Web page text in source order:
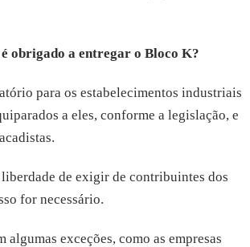
obrigado a entregar o Bloco K?
para os estabelecimentos industriais
a eles, conforme a legislação, e
de exigir de contribuintes dos
for necessário.
algumas exceções, como as empresas